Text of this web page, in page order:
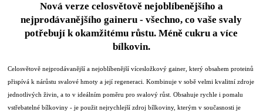
Nová verze celosvětově nejoblíbenějšího a
nejprodávanějšího gaineru - všechno, co vaše svaly
potřebují k okamžitému růstu. Méně cukru a více
bílkovin.
Celosvětově nejprodávanější a nejoblíbenější vícesložkový gainer, který obsahem proteinů
přispívá k nárůstu svalové hmoty a její regeneraci. Kombinuje v sobě velmi kvalitní zdroje
jednotlivých živin, a to v ideálním poměru pro svalový růst. Obsahuje rychle i pomalu
vstřebatelné bílkoviny - je použit nejrychlejší zdroj bílkoviny, kterým v současnosti je